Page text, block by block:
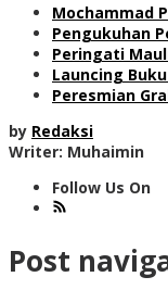
Mochammad
Pengukuhan
Peringati
Launcing
Peresmian
by Redaksi
Writer: Muhaimin
Follow Us On
Post